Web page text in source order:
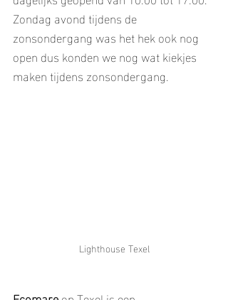
Zondag avond tijdens de
zonsondergang was het hek ook nog
open dus konden we nog wat kiekjes
maken tijdens zonsondergang.
Lighthouse Texel